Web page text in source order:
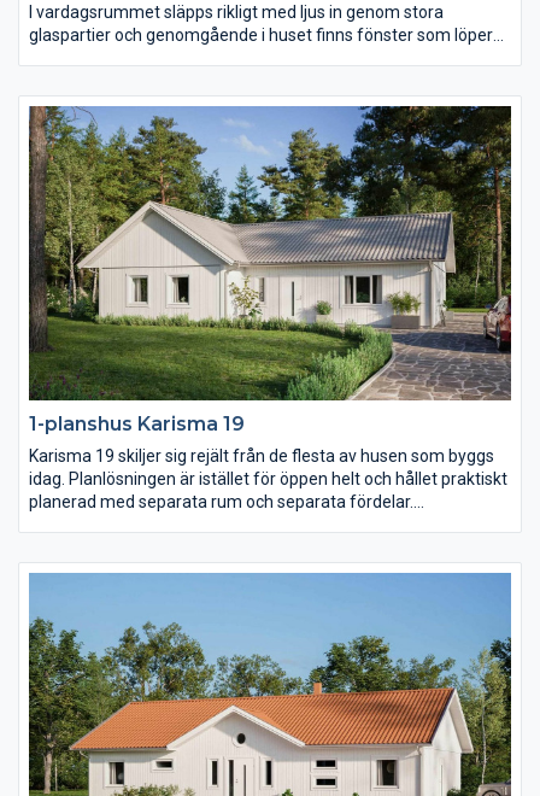
I vardagsrummet släpps rikligt med ljus in genom stora
glaspartier och genomgående i huset finns fönster som löper
riktigt lyxigt master bedroom.
1-planshus Karisma 19
Karisma 19 skiljer sig rejält från de flesta av husen som byggs
idag. Planlösningen är istället för öppen helt och hållet praktiskt
planerad med separata rum och separata fördelar.
en egen passage ligger de två barn- och ungdomssovrummen